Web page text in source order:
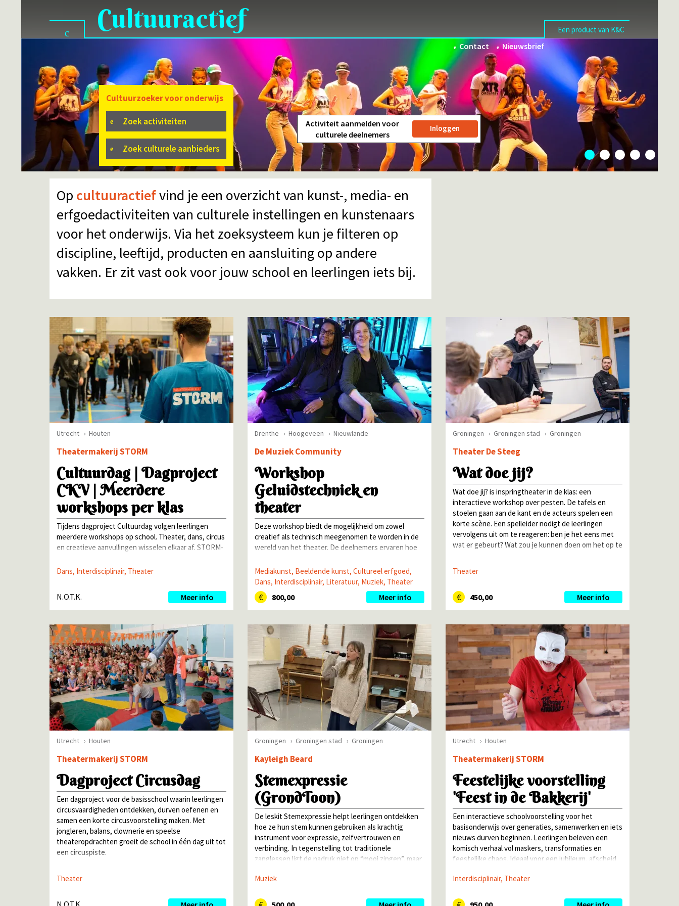
Contact Nieuwsbrief
Cultuuractief Een product van K&C
Cultuurzoeker voor onderwijs
Zoek activiteiten
Zoek culturele aanbieders
Activiteit aanmelden voor
culturele deelnemers
Inloggen
Op cultuuractiefvind je een overzicht van kunst-, media- en
erfgoedactiviteiten van culturele instellingen en kunstenaars
voor het onderwijs. Via het zoeksysteem kun je filteren op
discipline, leeftijd, producten en aansluiting op andere
vakken. Er zit vast ook voor jouw school en leerlingen iets bij.
Utrecht Houten
Theatermakerij STORM
Cultuurdag | Dagproject
CKV | Meerdere
workshops per klas
Tijdens dagproject Cultuurdag volgen leerlingen
meerdere workshops op school. Theater, dans, circus
en creatieve aanvullingen wisselen elkaar af. STORM-
eindigt met een korte presentatie in de eigen groep.
Dans, Interdisciplinair, Theater
N.O.T.K. Meer info
Drenthe Hoogeveen Nieuwlande
De Muziek Community
Workshop
Geluidstechniek en
theater
Deze workshop biedt de mogelijkheid om zowel
creatief als technisch meegenomen te worden in de
wereld van het theater. De deelnemers ervaren hoe
hoe het voelt om in de spotlight te staan.
Mediakunst, Beeldende kunst, Cultureel erfgoed,
Dans, Interdisciplinair, Literatuur, Muziek, Theater
800,00 Meer info
Groningen Groningen stad Groningen
Theater De Steeg
Wat doe jij?
Wat doe jij? is inspringtheater in de klas: een
interactieve workshop over pesten. De tafels en
stoelen gaan aan de kant en de acteurs spelen een
korte scène. Een spelleider nodigt de leerlingen
vervolgens uit om te reageren: ben je het eens met
wat er gebeurt? Wat zou je kunnen doen om het op te
Theater
450,00 Meer info
Utrecht Houten
Theatermakerij STORM
Dagproject Circusdag
Een dagproject voor de basisschool waarin leerlingen
circusvaardigheden ontdekken, durven oefenen en
samen een korte circusvoorstelling maken. Met
jongleren, balans, clownerie en speelse
theateropdrachten groeit de school in één dag uit tot
een circuspiste.
Theater
N.O.T.K.
Groningen Groningen stad Groningen
Kayleigh Beard
Stemexpressie
(GrondToon)
De leskit Stemexpressie helpt leerlingen ontdekken
hoe ze hun stem kunnen gebruiken als krachtig
instrument voor expressie, zelfvertrouwen en
verbinding. In tegenstelling tot traditionele
zanglessen ligt de nadruk niet op “mooi zingen”, maar
Muziek
Utrecht Houten
Theatermakerij STORM
Feestelijke voorstelling
'Feest in de Bakkerij'
Een interactieve schoolvoorstelling voor het
basisonderwijs over generaties, samenwerken en iets
nieuws durven beginnen. Leerlingen beleven een
komisch verhaal vol maskers, transformaties en
feestelijke chaos. Ideaal voor een jubileum, afscheid
Interdisciplinair, Theater